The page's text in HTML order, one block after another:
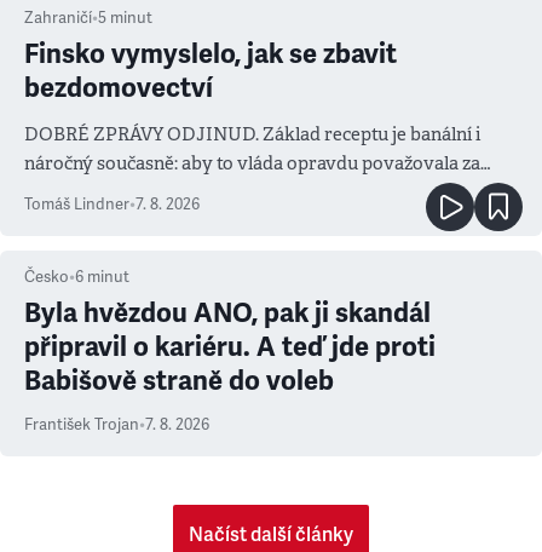
Zahraničí•5 minut
Finsko vymyslelo, jak se zbavit
bezdomovectví
DOBRÉ ZPRÁVY ODJINUD. Základ receptu je banální i
náročný současně: aby to vláda opravdu považovala za
prioritu
Tomáš Lindner•7. 8. 2026
Česko•6 minut
Byla hvězdou ANO, pak ji skandál
připravil o kariéru. A teď jde proti
Babišově straně do voleb
František Trojan•7. 8. 2026
Načíst další články